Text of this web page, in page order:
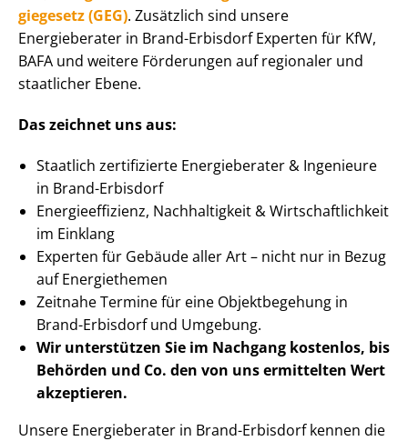
gie­ge­setz (GEG). Zusätzlich sind unsere
Energieberater in Brand-Erbisdorf Experten für KfW,
BAFA und weitere Förderungen auf regionaler und
staatlicher Ebene.
Das zeichnet uns aus:
Staatlich zertifizierte Energieberater & Ingenieure
in Brand-Erbisdorf
En­er­gie­ef­fi­zi­enz, Nachhaltigkeit & Wirt­schaft­lich­keit
im Einklang
Experten für Gebäude aller Art – nicht nur in Bezug
auf Energiethemen
Zeitnahe Termine für eine Objektbegehung in
Brand-Erbisdorf und Umgebung.
Wir unterstützen Sie im Nachgang kostenlos, bis
Behörden und Co. den von uns ermittelten Wert
akzeptieren.
Unsere Energieberater in Brand-Erbisdorf kennen die